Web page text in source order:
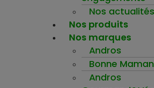
Nos actualités
Nos produits
Nos marques
Andros
Bonne Maman
Andros